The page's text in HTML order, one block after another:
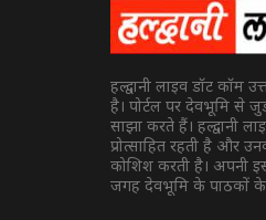
हल्द्वानी लाइव डॉट कॉम
है। पोर्टल पर देवभूमि से
साझा करते हैं। हल्द्वानी
प्रोत्साहित रहती है और
कोशिश करती है। अपनी
जगह देवभूमि के पाठकों के